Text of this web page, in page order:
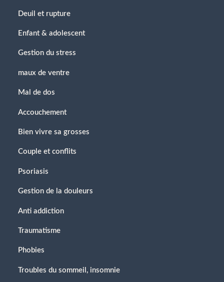
Deuil et rupture
Enfant & adolescent
Gestion du stress
maux de ventre
Mal de dos
Accouchement
Bien vivre sa grosses
Couple et conflits
Psoriasis
Gestion de la douleurs
Anti addiction
Traumatisme
Phobies
Troubles du sommeil, insomnie